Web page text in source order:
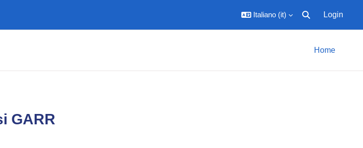
Italiano ‎(it)‎
Attiva/disattiva
Login
Home
GARR